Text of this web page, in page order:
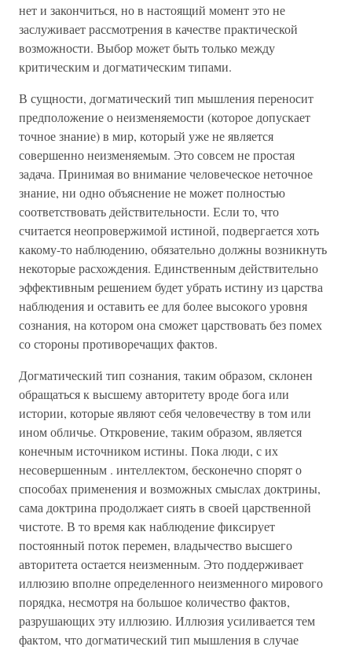
нет и закончиться, но в настоящий момент это не
заслуживает рассмотрения в качестве практической
возможности. Выбор может быть только между
критическим и догматическим типами.
В сущности, догматический тип мышления переносит
предположение о неизменяемости (которое допускает
точное знание) в мир, который уже не является
совершенно неизменяемым. Это совсем не простая
задача. Принимая во внимание человеческое неточное
знание, ни одно объяснение не может полностью
соответствовать действительности. Если то, что
считается неопровержимой истиной, подвергается хоть
какому-то наблюдению, обязательно должны возникнуть
некоторые расхождения. Единственным действительно
эффективным решением будет убрать истину из царства
наблюдения и оставить ее для более высокого уровня
сознания, на котором она сможет царствовать без помех
со стороны противоречащих фактов.
Догматический тип сознания, таким образом, склонен
обращаться к высшему авторитету вроде бога или
истории, которые являют себя человечеству в том или
ином обличье. Откровение, таким образом, является
конечным источником истины. Пока люди, с их
несовершенным . интеллектом, бесконечно спорят о
способах применения и возможных смыслах доктрины,
сама доктрина продолжает сиять в своей царственной
чистоте. В то время как наблюдение фиксирует
постоянный поток перемен, владычество высшего
авторитета остается неизменным. Это поддерживает
иллюзию вполне определенного неизменного мирового
порядка, несмотря на большое количество фактов,
разрушающих эту иллюзию. Иллюзия усиливается тем
фактом, что догматический тип мышления в случае